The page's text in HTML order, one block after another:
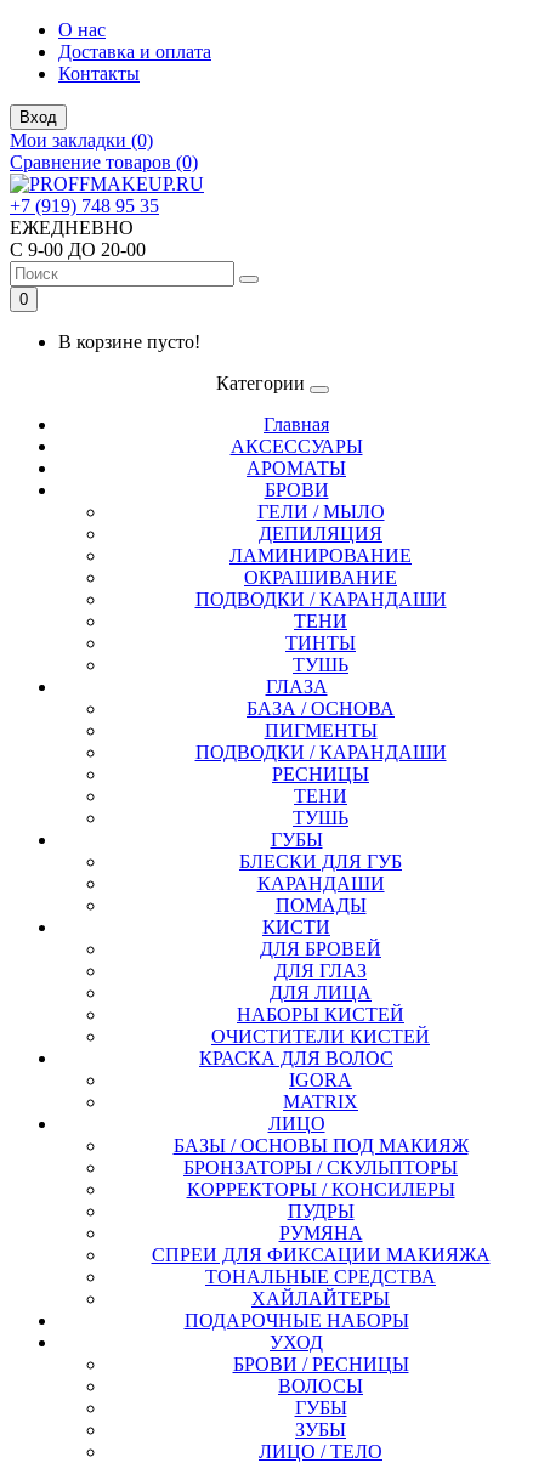
О нас
Доставка и оплата
Контакты
Вход
Мои закладки (0)
Сравнение товаров (0)
+7 (919) 748 95 35
ЕЖЕДНЕВНО
С 9-00 ДО 20-00
0
В корзине пусто!
Категории
Главная
АКСЕССУАРЫ
АРОМАТЫ
БРОВИ
ГЕЛИ / МЫЛО
ДЕПИЛЯЦИЯ
ЛАМИНИРОВАНИЕ
ОКРАШИВАНИЕ
ПОДВОДКИ / КАРАНДАШИ
ТЕНИ
ТИНТЫ
ТУШЬ
ГЛАЗА
БАЗА / ОСНОВА
ПИГМЕНТЫ
ПОДВОДКИ / КАРАНДАШИ
РЕСНИЦЫ
ТЕНИ
ТУШЬ
ГУБЫ
БЛЕСКИ ДЛЯ ГУБ
КАРАНДАШИ
ПОМАДЫ
КИСТИ
ДЛЯ БРОВЕЙ
ДЛЯ ГЛАЗ
ДЛЯ ЛИЦА
НАБОРЫ КИСТЕЙ
ОЧИСТИТЕЛИ КИСТЕЙ
КРАСКА ДЛЯ ВОЛОС
IGORA
MATRIX
ЛИЦО
БАЗЫ / ОСНОВЫ ПОД МАКИЯЖ
БРОНЗАТОРЫ / СКУЛЬПТОРЫ
КОРРЕКТОРЫ / КОНСИЛЕРЫ
ПУДРЫ
РУМЯНА
СПРЕИ ДЛЯ ФИКСАЦИИ МАКИЯЖА
ТОНАЛЬНЫЕ СРЕДСТВА
ХАЙЛАЙТЕРЫ
ПОДАРОЧНЫЕ НАБОРЫ
УХОД
БРОВИ / РЕСНИЦЫ
ВОЛОСЫ
ГУБЫ
ЗУБЫ
ЛИЦО / ТЕЛО